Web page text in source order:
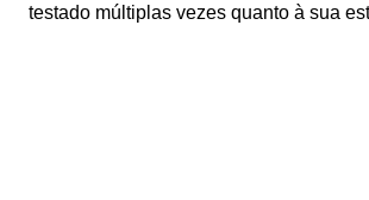
testado múltiplas vezes quanto à sua